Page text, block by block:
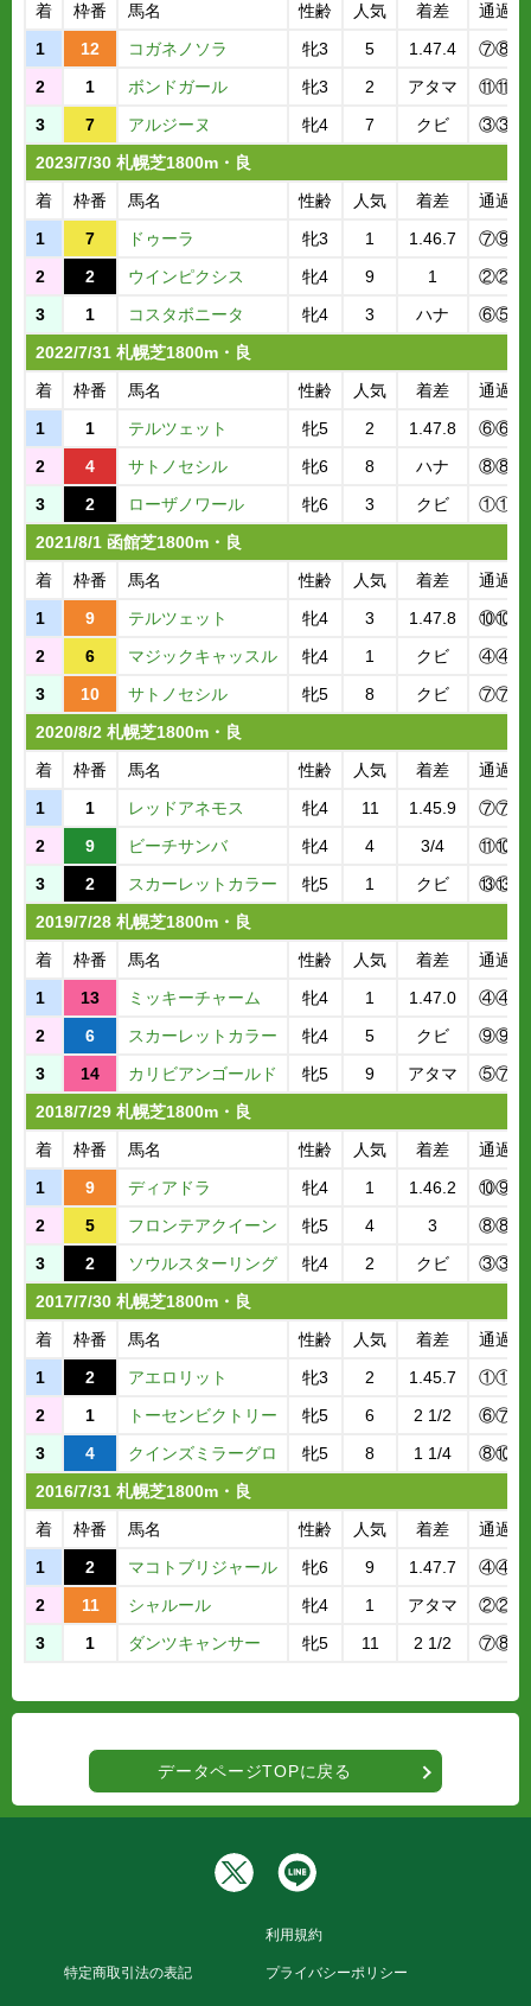
着
枠番 馬名 性齢 人気 着差
通過順
1
12 コガネノソラ 牝3 5 1.47.4
2
1 ボンドガール 牝3 2 アタマ
3
7 アルジーヌ 牝4 7 クビ
2023/7/30 札幌芝1800m・良
着
枠番 馬名 性齢 人気 着差
通過順
1
7 ドゥーラ 牝3 1 1.46.7
2
2 ウインピクシス 牝4 9 1
3
1 コスタボニータ 牝4 3 ハナ
2022/7/31 札幌芝1800m・良
着
枠番 馬名 性齢 人気 着差
通過順
1
1 テルツェット 牝5 2 1.47.8
2
4 サトノセシル 牝6 8 ハナ
3
2 ローザノワール 牝6 3 クビ
2021/8/1 函館芝1800m・良
着
枠番 馬名 性齢 人気 着差
通過順
1
9 テルツェット 牝4 3 1.47.8
2
6 マジックキャッスル 牝4 1 クビ
3
10 サトノセシル 牝5 8 クビ
2020/8/2 札幌芝1800m・良
着
枠番 馬名 性齢 人気 着差
通過順
1
1 レッドアネモス 牝4 11 1.45.9
2
9 ビーチサンバ 牝4 4 3/4
3
2 スカーレットカラー 牝5 1 クビ
2019/7/28 札幌芝1800m・良
着
枠番 馬名 性齢 人気 着差
通過順
1
13 ミッキーチャーム 牝4 1 1.47.0
2
6 スカーレットカラー 牝4 5 クビ
3
14 カリビアンゴールド 牝5 9 アタマ
2018/7/29 札幌芝1800m・良
着
枠番 馬名 性齢 人気 着差
通過順
1
9 ディアドラ 牝4 1 1.46.2
2
5 フロンテアクイーン 牝5 4 3
3
2 ソウルスターリング 牝4 2 クビ
2017/7/30 札幌芝1800m・良
着
枠番 馬名 性齢 人気 着差
通過順
1
2 アエロリット 牝3 2 1.45.7
2
1 トーセンビクトリー 牝5 6 2 1/2
3
4 クインズミラーグロ 牝5 8 1 1/4
2016/7/31 札幌芝1800m・良
着
枠番 馬名 性齢 人気 着差
通過順
1
2 マコトブリジャール 牝6 9 1.47.7
2
11 シャルール 牝4 1 アタマ
3
1 ダンツキャンサー 牝5 11 2 1/2
データページTOPに戻る
利用規約
特定商取引法の表記 プライバシーポリシー